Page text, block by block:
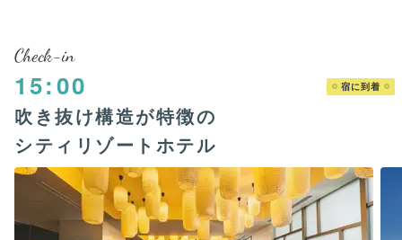
Check-in
15:00 宿に到着
吹き抜け構造が特徴の
シティリゾートホテル